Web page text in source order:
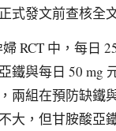
式發文前查核全
RCT 中，每日
鐵與每日 50 mg
兩組在預防缺鐵
大，但甘胺酸亞